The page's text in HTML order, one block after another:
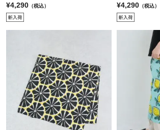
¥4,290 （税込）
¥4,290 （税込）